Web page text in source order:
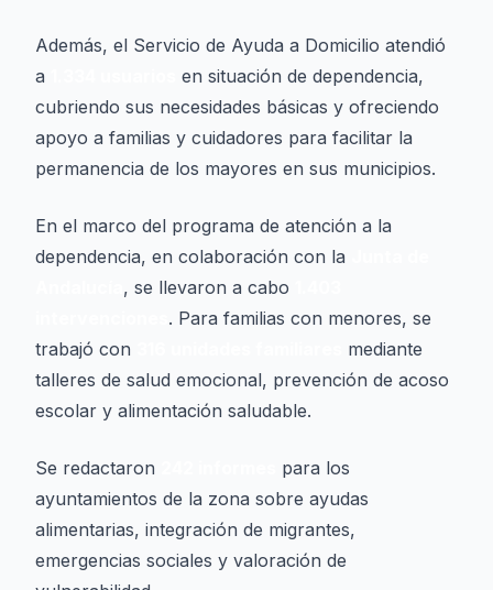
Además, el Servicio de Ayuda a Domicilio atendió
a
en situación de dependencia,
cubriendo sus necesidades básicas y ofreciendo
apoyo a familias y cuidadores para facilitar la
permanencia de los mayores en sus municipios.
En el marco del programa de atención a la
dependencia, en colaboración con la
, se llevaron a cabo
. Para familias con menores, se
trabajó con
mediante
talleres de salud emocional, prevención de acoso
escolar y alimentación saludable.
Se redactaron
para los
ayuntamientos de la zona sobre ayudas
alimentarias, integración de migrantes,
emergencias sociales y valoración de